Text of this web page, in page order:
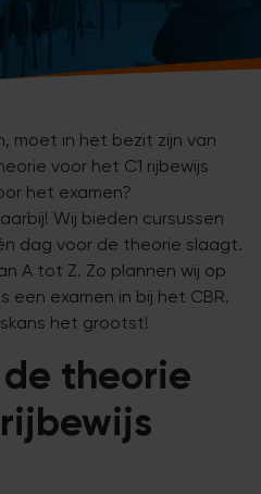
moet in het bezit zijn van
voor het C1 rijbewijs
het examen?
Wij bieden cursussen
dag voor de theorie slaagt.
A tot Z. Zo plannen wij op
een examen in bij het CBR.
het grootst!
de theorie